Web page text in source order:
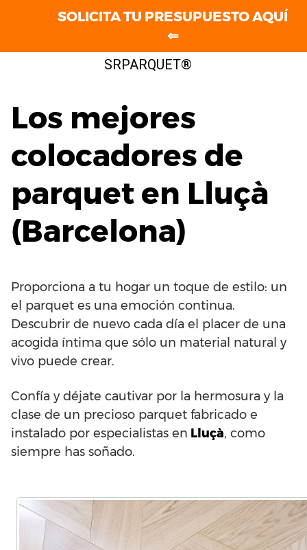
SRPARQUET®
Los mejores
colocadores de
parquet en Lluçà
(Barcelona)
Proporciona a tu hogar un toque de estilo: un
el parquet es una emoción continua.
Descubrir de nuevo cada día el placer de una
acogida íntima que sólo un material natural y
vivo puede crear.
Confía y déjate cautivar por la hermosura y la
clase de un precioso parquet fabricado e
instalado por especialistas en Lluçà, como
siempre has soñado.
SOLICITA TU PRESUPUESTO AQUÍ
⇐